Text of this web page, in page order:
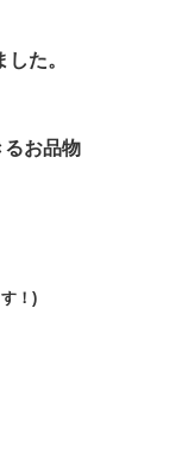
た。
お品物
！)